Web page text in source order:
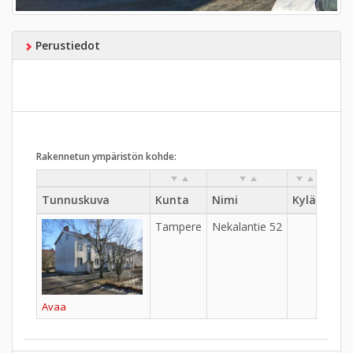
Perustiedot
Rakennetun ympäristön kohde:
Tunnuskuva Kunta Nimi Kylä
Avaa
Tampere Nekalantie 52